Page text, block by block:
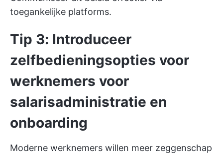
toegankelijke platforms.
Tip 3: Introduceer
zelfbedieningsopties voor
werknemers voor
salarisadministratie en
onboarding
Moderne werknemers willen meer zeggenschap